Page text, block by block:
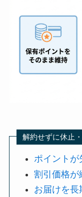
解約せずに休止
ポイントが
割引価格が
お届けを長